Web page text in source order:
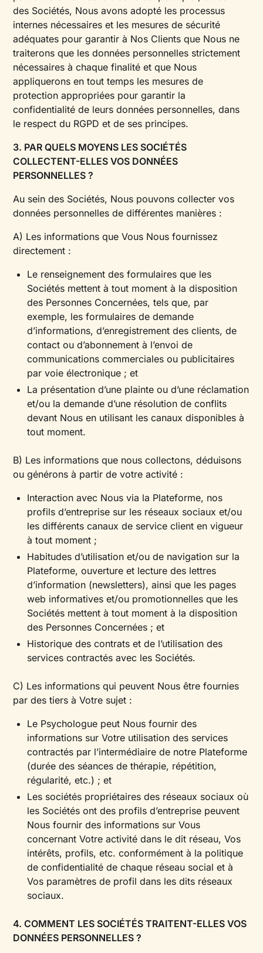
des Sociétés, Nous avons adopté les processus
internes nécessaires et les mesures de sécurité
adéquates pour garantir à Nos Clients que Nous ne
traiterons que les données personnelles strictement
nécessaires à chaque finalité et que Nous
appliquerons en tout temps les mesures de
protection appropriées pour garantir la
confidentialité de leurs données personnelles, dans
le respect du RGPD et de ses principes.
3. PAR QUELS MOYENS LES SOCIÉTÉS
COLLECTENT-ELLES VOS DONNÉES
PERSONNELLES ?
Au sein des Sociétés, Nous pouvons collecter vos
données personnelles de différentes manières :
A) Les informations que Vous Nous fournissez
directement :
Le renseignement des formulaires que les
Sociétés mettent à tout moment à la disposition
des Personnes Concernées, tels que, par
exemple, les formulaires de demande
d’informations, d’enregistrement des clients, de
contact ou d’abonnement à l’envoi de
communications commerciales ou publicitaires
par voie électronique ; et
La présentation d’une plainte ou d’une réclamation
et/ou la demande d’une résolution de conflits
devant Nous en utilisant les canaux disponibles à
tout moment.
B) Les informations que nous collectons, déduisons
ou générons à partir de votre activité :
Interaction avec Nous via la Plateforme, nos
profils d’entreprise sur les réseaux sociaux et/ou
les différents canaux de service client en vigueur
à tout moment ;
Habitudes d’utilisation et/ou de navigation sur la
Plateforme, ouverture et lecture des lettres
d’information (newsletters), ainsi que les pages
web informatives et/ou promotionnelles que les
Sociétés mettent à tout moment à la disposition
des Personnes Concernées ; et
Historique des contrats et de l’utilisation des
services contractés avec les Sociétés.
C) Les informations qui peuvent Nous être fournies
par des tiers à Votre sujet :
Le Psychologue peut Nous fournir des
informations sur Votre utilisation des services
contractés par l’intermédiaire de notre Plateforme
(durée des séances de thérapie, répétition,
régularité, etc.) ; et
Les sociétés propriétaires des réseaux sociaux où
les Sociétés ont des profils d’entreprise peuvent
Nous fournir des informations sur Vous
concernant Votre activité dans le dit réseau, Vos
intérêts, profils, etc. conformément à la politique
de confidentialité de chaque réseau social et à
Vos paramètres de profil dans les dits réseaux
sociaux.
4. COMMENT LES SOCIÉTÉS TRAITENT-ELLES VOS
DONNÉES PERSONNELLES ?